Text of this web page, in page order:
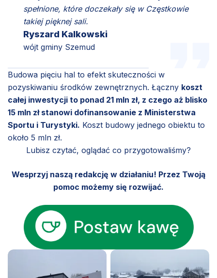
spełnione, które doczekały się w Częstkowie
takiej pięknej sali.
Ryszard Kalkowski
wójt gminy Szemud
Budowa pięciu hal to efekt skuteczności w
pozyskiwaniu środków zewnętrznych. Łączny koszt
całej inwestycji to ponad 21 mln zł, z czego aż blisko
15 mln zł stanowi dofinansowanie z Ministerstwa
Sportu i Turystyki. Koszt budowy jednego obiektu to
około 5 mln zł.
Lubisz czytać, oglądać co przygotowaliśmy?
Wesprzyj naszą redakcję w działaniu! Przez Twoją
pomoc możemy się rozwijać.